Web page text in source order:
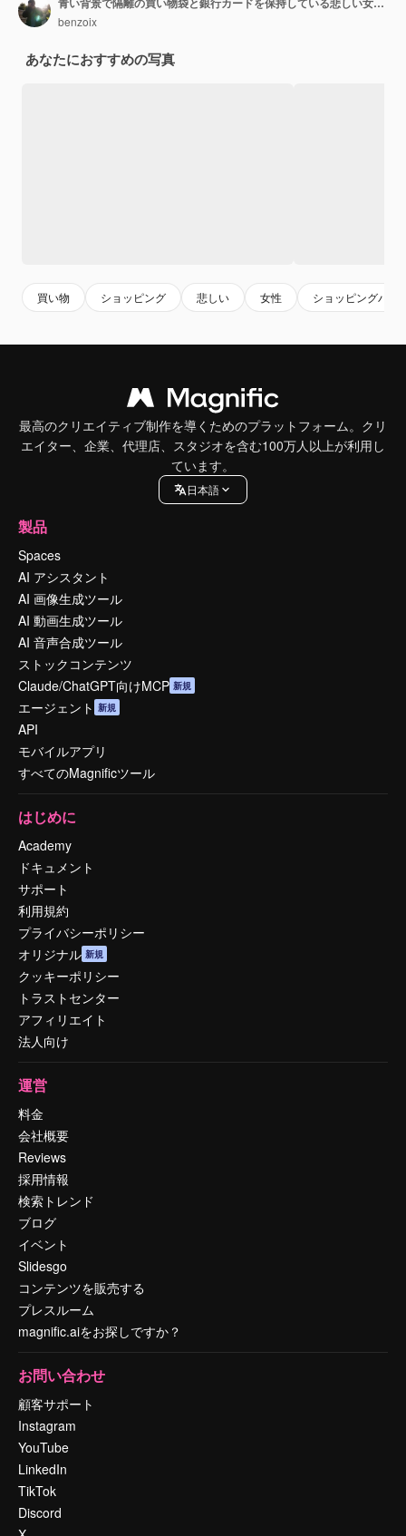
benzoix
あなたにおすすめの写真
買い物 ショッピング 悲しい 女性 ショッピングバッ
最高のクリエイティブ制作を導くためのプラットフォーム。クリ
エイター、企業、代理店、スタジオを含む100万人以上が利用し
ています。
日本語
製品
Spaces
AI アシスタント
AI 画像生成ツール
AI 動画生成ツール
AI 音声合成ツール
ストックコンテンツ
Claude/ChatGPT向けMCP 新規
エージェント 新規
API
モバイルアプリ
すべてのMagnificツール
はじめに
Academy
ドキュメント
サポート
利用規約
プライバシーポリシー
オリジナル 新規
クッキーポリシー
トラストセンター
アフィリエイト
法人向け
運営
料金
会社概要
Reviews
採用情報
検索トレンド
ブログ
イベント
Slidesgo
コンテンツを販売する
プレスルーム
magnific.aiをお探しですか？
お問い合わせ
顧客サポート
Instagram
YouTube
LinkedIn
TikTok
Discord